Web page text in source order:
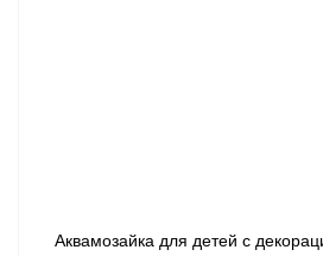
Аквамозайка для детей с